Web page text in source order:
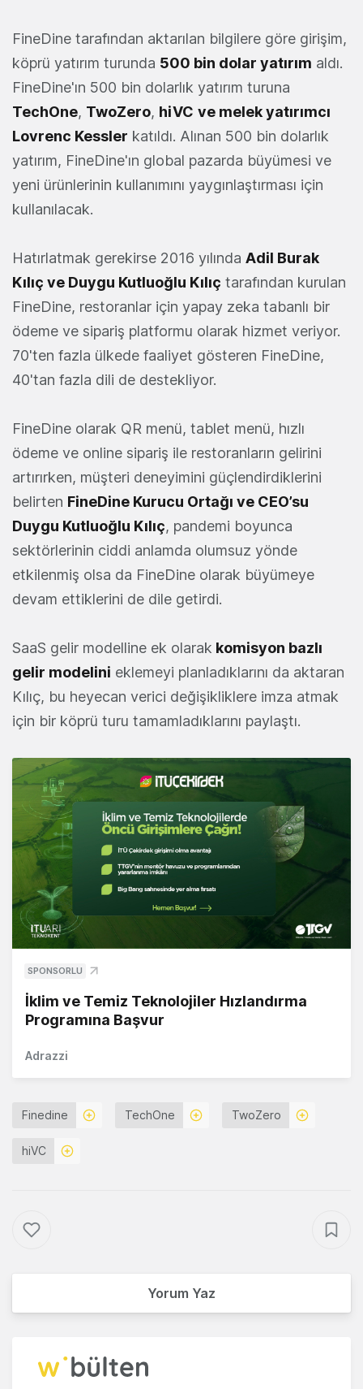
FineDine tarafından aktarılan bilgilere göre girişim,
köprü yatırım turunda 500 bin dolar yatırım aldı.
FineDine'ın 500 bin dolarlık yatırım turuna
TechOne, TwoZero, hiVC ve melek yatırımcı
Lovrenc Kessler katıldı. Alınan 500 bin dolarlık
yatırım, FineDine'ın global pazarda büyümesi ve
yeni ürünlerinin kullanımını yaygınlaştırması için
kullanılacak.
Hatırlatmak gerekirse 2016 yılında Adil Burak
Kılıç ve Duygu Kutluoğlu Kılıç tarafından kurulan
FineDine, restoranlar için yapay zeka tabanlı bir
ödeme ve sipariş platformu olarak hizmet veriyor.
70'ten fazla ülkede faaliyet gösteren FineDine,
40'tan fazla dili de destekliyor.
FineDine olarak QR menü, tablet menü, hızlı
ödeme ve online sipariş ile restoranların gelirini
artırırken, müşteri deneyimini güçlendirdiklerini
belirten FineDine Kurucu Ortağı ve CEO’su
Duygu Kutluoğlu Kılıç, pandemi boyunca
sektörlerinin ciddi anlamda olumsuz yönde
etkilenmiş olsa da FineDine olarak büyümeye
devam ettiklerini de dile getirdi.
SaaS gelir modelline ek olarak komisyon bazlı
gelir modelini eklemeyi planladıklarını da aktaran
Kılıç, bu heyecan verici değişikliklere imza atmak
için bir köprü turu tamamladıklarını paylaştı.
SPONSORLU
İklim ve Temiz Teknolojiler Hızlandırma
Programına Başvur
Adrazzi
Finedine TechOne TwoZero
hiVC
Yorum Yaz